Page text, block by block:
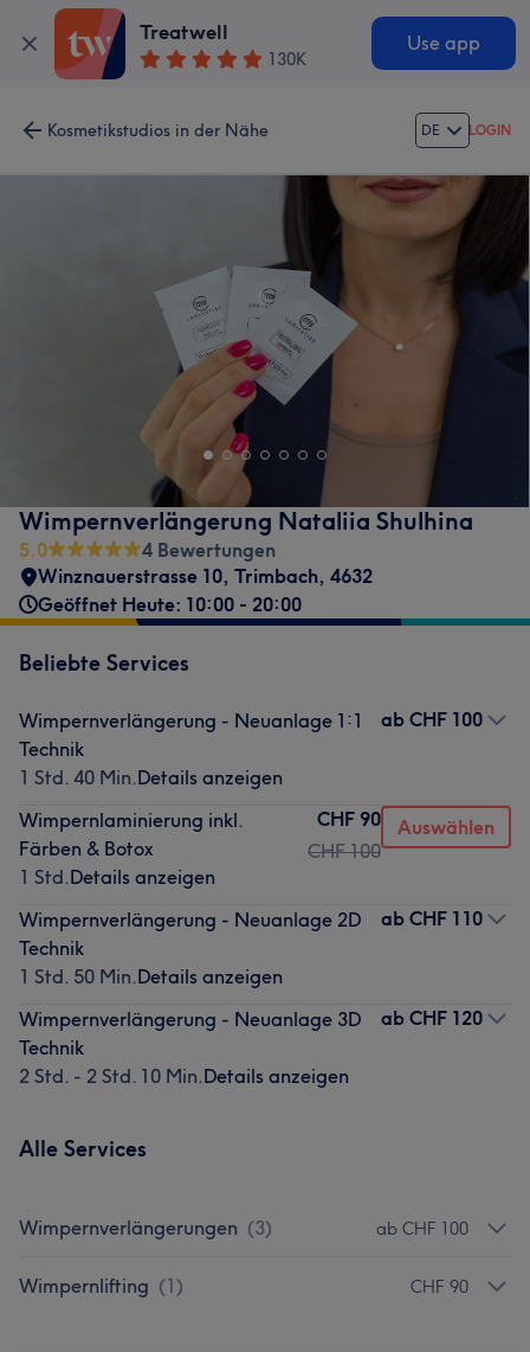
Treatwell
130K
Use app
Kosmetikstudios in der Nähe DE LOGIN
Wimpernverlängerung Nataliia Shulhina
5.0
4 Bewertungen
Winznauerstrasse 10, Trimbach, 4632
Geöffnet Heute: 10:00 - 20:00
Beliebte Services
Wimpernverlängerung - Neuanlage 1:1
Technik
1 Std. 40 Min.Details anzeigen
ab CHF 100
Wimpernlaminierung inkl.
Färben & Botox
1 Std.Details anzeigen
CHF 90
CHF 100
Auswählen
Wimpernverlängerung - Neuanlage 2D
Technik
1 Std. 50 Min.Details anzeigen
ab CHF 110
Wimpernverlängerung - Neuanlage 3D
Technik
2 Std. - 2 Std. 10 Min.Details anzeigen
ab CHF 120
Alle Services
Wimpernverlängerungen (3) ab CHF 100
Wimpernlifting (1) CHF 90